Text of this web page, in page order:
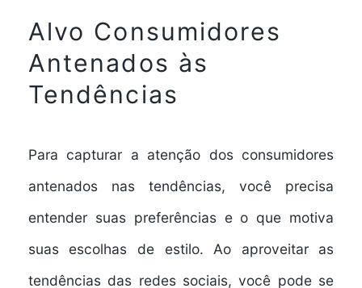
Alvo Consumidores
Antenados às
Tendências
Para capturar a atenção dos consumidores
antenados nas tendências, você precisa
entender suas preferências e o que motiva
suas escolhas de estilo. Ao aproveitar as
tendências das redes sociais, você pode se